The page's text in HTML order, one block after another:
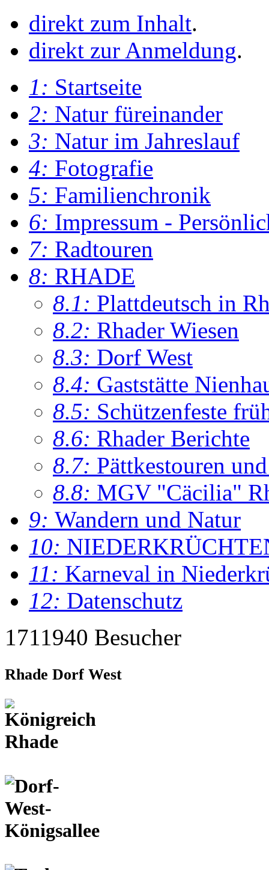
direkt zum Inhalt.
direkt zur Anmeldung.
1: Startseite
2: Natur füreinander
3: Natur im Jahreslauf
4: Fotografie
5: Familienchronik
6: Impressum -
7: Radtouren
8: RHADE
8.1: Plattdeutsch in
8.2: Rhader Wiesen
8.3: Dorf West
8.4: Gaststätte
8.5: Schützenfeste
8.6: Rhader Berichte
8.7: Pättkestouren
8.8: MGV "Cäcilia"
9: Wandern und Natur
10:
11: Karneval in
12: Datenschutz
1711940 Besucher
Rhade Dorf West